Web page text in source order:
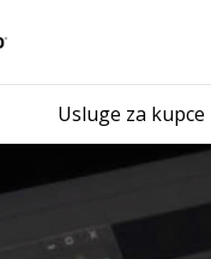
Usluge za kupce